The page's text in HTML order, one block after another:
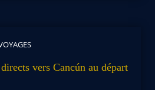
vers Cancún au départ